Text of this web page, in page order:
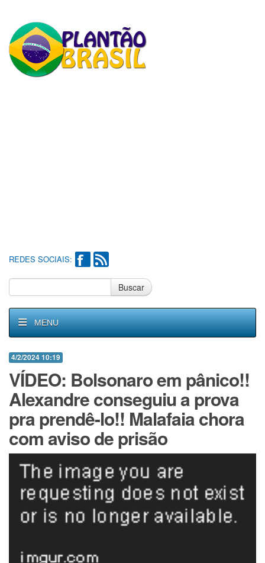
REDES SOCIAIS:
Buscar
MENU
4/2/2024 10:19
VÍDEO: Bolsonaro em pânico!!
Alexandre conseguiu a prova
pra prendê-lo!! Malafaia chora
com aviso de prisão